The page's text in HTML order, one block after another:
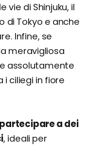
di Shinjuku, il
di Tokyo e anche
Infine, se
meravigliosa
assolutamente
ciliegi in fiore
partecipare a dei
, ideali per